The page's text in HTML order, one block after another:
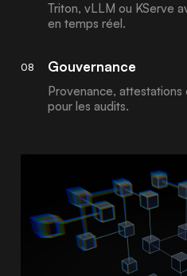
Triton, vLLM ou KServe
en temps réel.
08 Gouvernance
Provenance,
pour les audits.